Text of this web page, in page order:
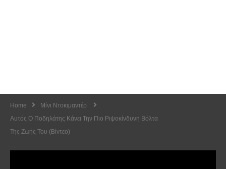
Home
Μίνι Ντοκιμαντέρ
Αυτός Ο Ποδηλάτης Κάνει Την Πιο Ριψοκίνδυνη Βόλτα
Της Ζωής Του (Βίντεο)